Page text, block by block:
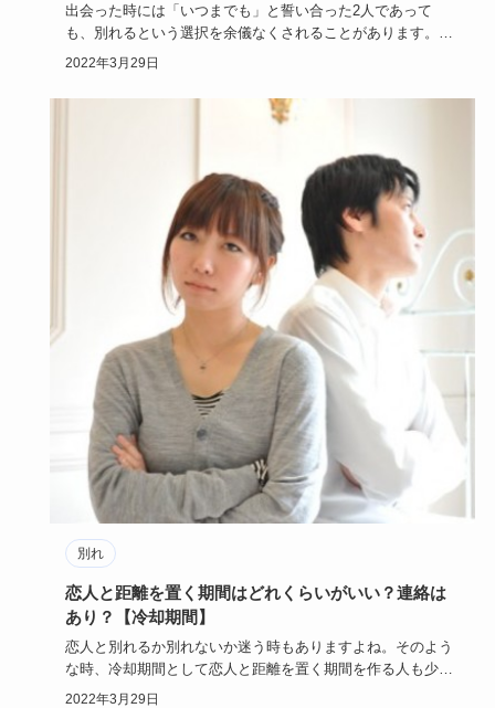
出会った時には「いつまでも」と誓い合った2人であって
も、別れるという選択を余儀なくされることがあります。こ
こでは誰にとって…
2022年3月29日
別れ
恋人と距離を置く期間はどれくらいがいい？連絡は
あり？【冷却期間】
恋人と別れるか別れないか迷う時もありますよね。そのよう
な時、冷却期間として恋人と距離を置く期間を作る人も少な
くありません。…
2022年3月29日